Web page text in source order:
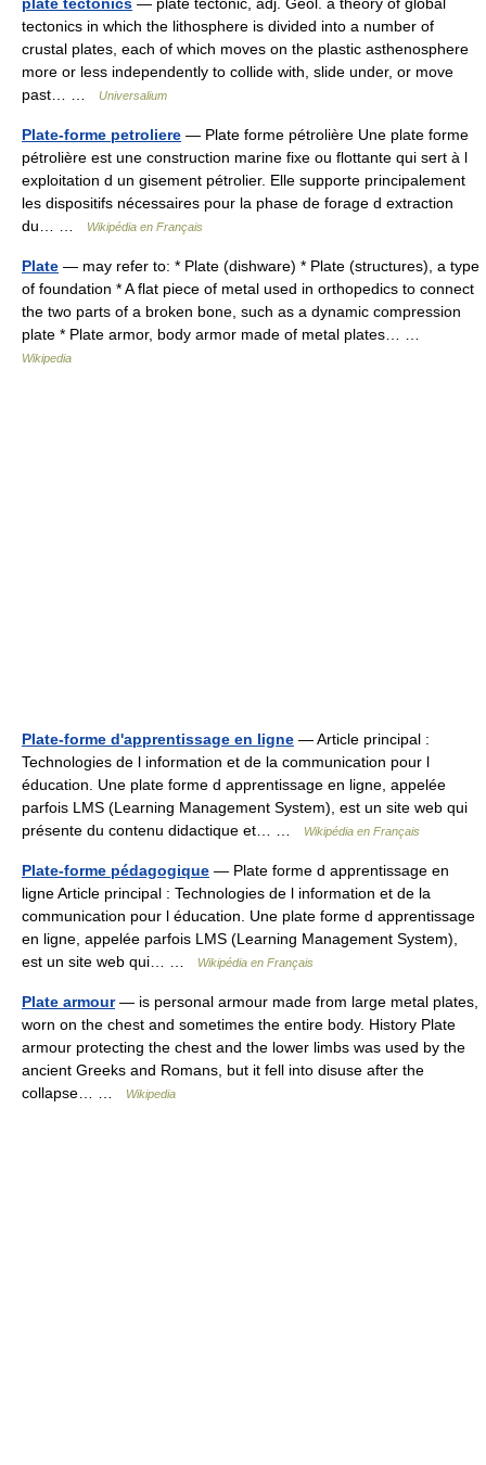
tectonics in which the lithosphere is divided into a number of
crustal plates, each of which moves on the plastic asthenosphere
more or less independently to collide with, slide under, or move
past… …
Universalium
Plate-forme petroliere — Plate forme pétrolière Une plate forme
pétrolière est une construction marine fixe ou flottante qui sert à l
exploitation d un gisement pétrolier. Elle supporte principalement
les dispositifs nécessaires pour la phase de forage d extraction
du… …
Wikipédia en Français
Plate — may refer to: * Plate (dishware) * Plate (structures), a type
of foundation * A flat piece of metal used in orthopedics to connect
the two parts of a broken bone, such as a dynamic compression
plate * Plate armor, body armor made of metal plates… …
Wikipedia
Plate-forme d'apprentissage en ligne — Article principal :
Technologies de l information et de la communication pour l
éducation. Une plate forme d apprentissage en ligne, appelée
parfois LMS (Learning Management System), est un site web qui
présente du contenu didactique et… …
Wikipédia en Français
Plate-forme pédagogique — Plate forme d apprentissage en
ligne Article principal : Technologies de l information et de la
communication pour l éducation. Une plate forme d apprentissage
en ligne, appelée parfois LMS (Learning Management System),
est un site web qui… …
Wikipédia en Français
Plate armour— is personal armour made from large metal plates,
worn on the chest and sometimes the entire body. History Plate
armour protecting the chest and the lower limbs was used by the
ancient Greeks and Romans, but it fell into disuse after the
collapse… …
Wikipedia